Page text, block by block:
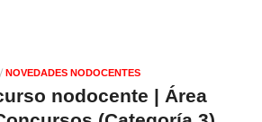
/ NOVEDADES NODOCENTES
nodocente | Área